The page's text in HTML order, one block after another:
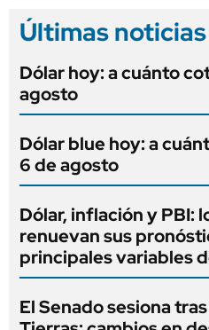
Últimas noticias
Dólar hoy: a cuánto
agosto
Dólar blue hoy: a
6 de agosto
Dólar, inflación y PBI:
renuevan sus
principales variables
El Senado sesiona